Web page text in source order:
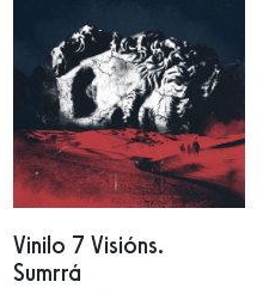
Vinilo 7 Visións.
Sumrrá